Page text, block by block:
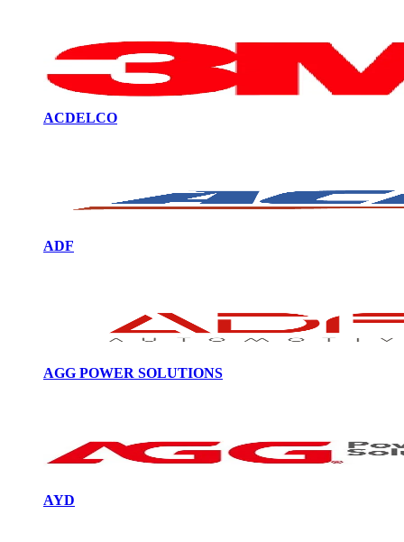
ACDELCO
ADF
AGG POWER SOLUTIONS
AYD